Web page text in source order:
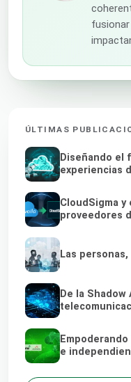
ÚLTIMAS
Diseñando el
experiencias
CloudSigma
proveedores
Las
De la
e